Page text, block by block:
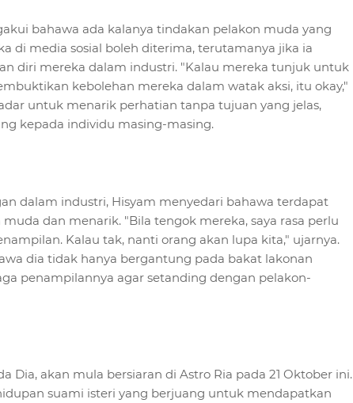
bahawa ada kalanya tindakan pelakon muda yang
di media sosial boleh diterima, terutamanya jika ia
diri mereka dalam industri. "Kalau mereka tunjuk untuk
kebolehan mereka dalam watak aksi, itu okay,"
untuk menarik perhatian tanpa tujuan yang jelas,
kepada individu masing-masing.
dalam industri, Hisyam menyedari bahawa terdapat
dan menarik. "Bila tengok mereka, saya rasa perlu
Kalau tak, nanti orang akan lupa kita," ujarnya.
dia tidak hanya bergantung pada bakat lakonan
penampilannya agar setanding dengan pelakon-
Dia, akan mula bersiaran di Astro Ria pada 21 Oktober ini.
suami isteri yang berjuang untuk mendapatkan